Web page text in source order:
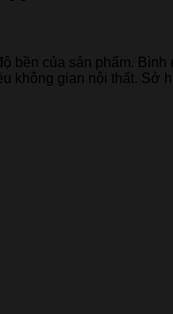
bền của sản phẩm. Bình
không gian nội thất. Sở